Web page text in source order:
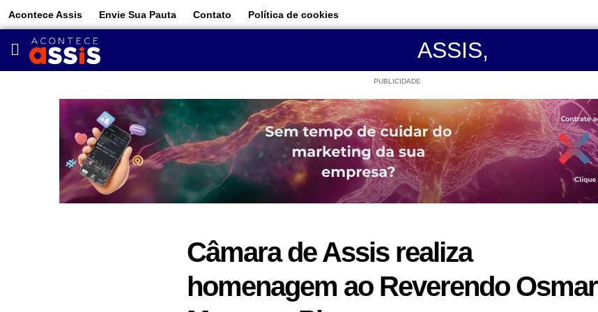
Acontece Assis Envie Sua Pauta Contato Política de cookies
ASSIS,
PUBLICIDADE
Câmara de Assis realiza
homenagem ao Reverendo Osmar